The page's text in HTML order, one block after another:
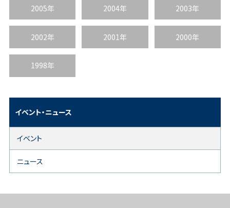
2005年 2004年 2003年
2002年 2001年 2000年
1998年
イベント・ニュース
イベント
ニュース